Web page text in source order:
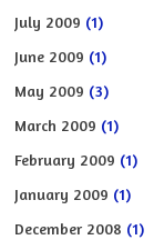
July 2009 (1)
June 2009 (1)
May 2009 (3)
March 2009 (1)
February 2009 (1)
January 2009 (1)
December 2008 (1)